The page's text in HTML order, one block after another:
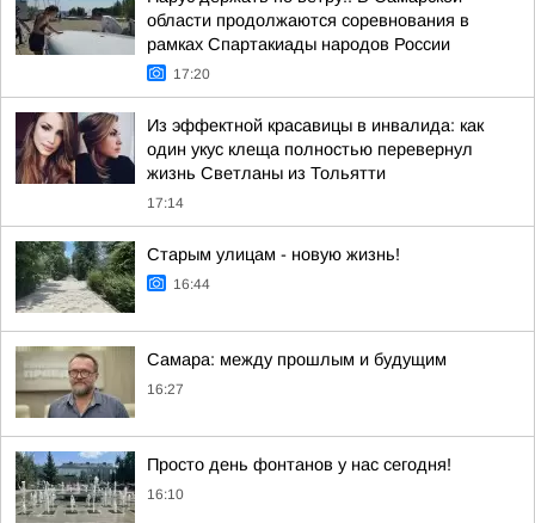
области продолжаются соревнования в
рамках Спартакиады народов России
17:20
Из эффектной красавицы в инвалида: как
один укус клеща полностью перевернул
жизнь Светланы из Тольятти
17:14
Старым улицам - новую жизнь!
16:44
Самара: между прошлым и будущим
16:27
Просто день фонтанов у нас сегодня!
16:10